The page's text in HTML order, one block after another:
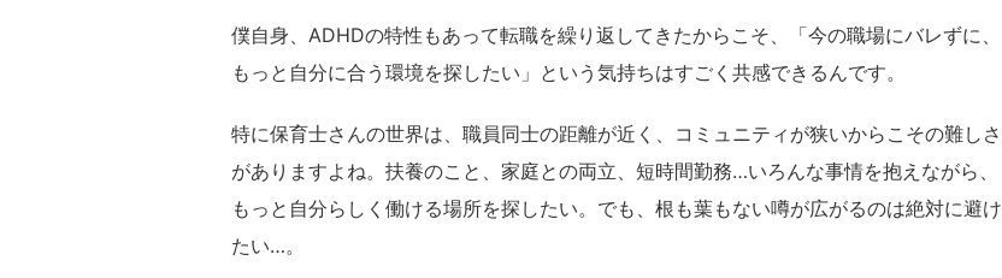
僕自身、ADHDの特性もあって転職を繰り返してきたからこそ、「今の職場にバレずに、
もっと自分に合う環境を探したい」という気持ちはすごく共感できるんです。
特に保育士さんの世界は、職員同士の距離が近く、コミュニティが狭いからこその難しさ
がありますよね。扶養のこと、家庭との両立、短時間勤務…いろんな事情を抱えながら、
もっと自分らしく働ける場所を探したい。でも、根も葉もない噂が広がるのは絶対に避け
たい…。